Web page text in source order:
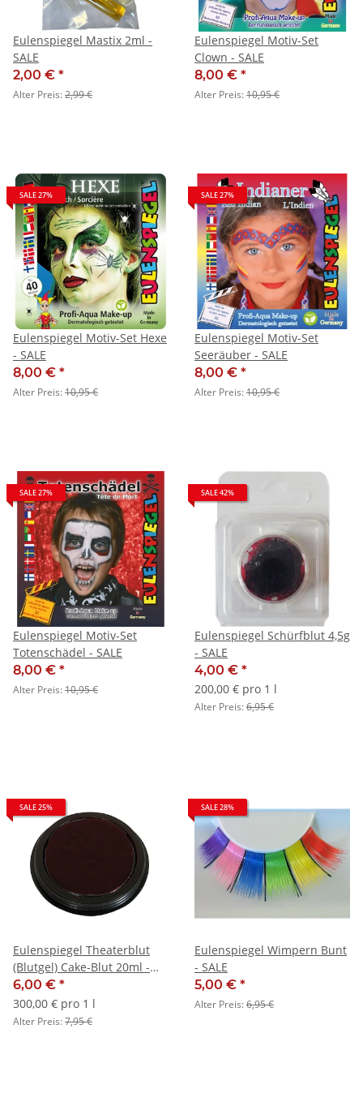
Eulenspiegel Mastix 2ml -
SALE
2,00 € *
Alter Preis:2,99 €
Eulenspiegel Motiv-Set
Clown - SALE
8,00 € *
Alter Preis:10,95 €
SALE 27%
Eulenspiegel Motiv-Set Hexe
- SALE
8,00 € *
Alter Preis:10,95 €
SALE 27%
Eulenspiegel Motiv-Set
Seeräuber - SALE
8,00 € *
Alter Preis:10,95 €
SALE 27%
Eulenspiegel Motiv-Set
Totenschädel - SALE
8,00 € *
Alter Preis:10,95 €
SALE 42%
Eulenspiegel Schürfblut 4,5g
- SALE
4,00 € *
200,00 € pro 1 l
Alter Preis:6,95 €
SALE 25%
Eulenspiegel Theaterblut
(Blutgel) Cake-Blut 20ml -
SALE
6,00 € *
300,00 € pro 1 l
Alter Preis:7,95 €
SALE 28%
Eulenspiegel Wimpern Bunt
- SALE
5,00 € *
Alter Preis:6,95 €